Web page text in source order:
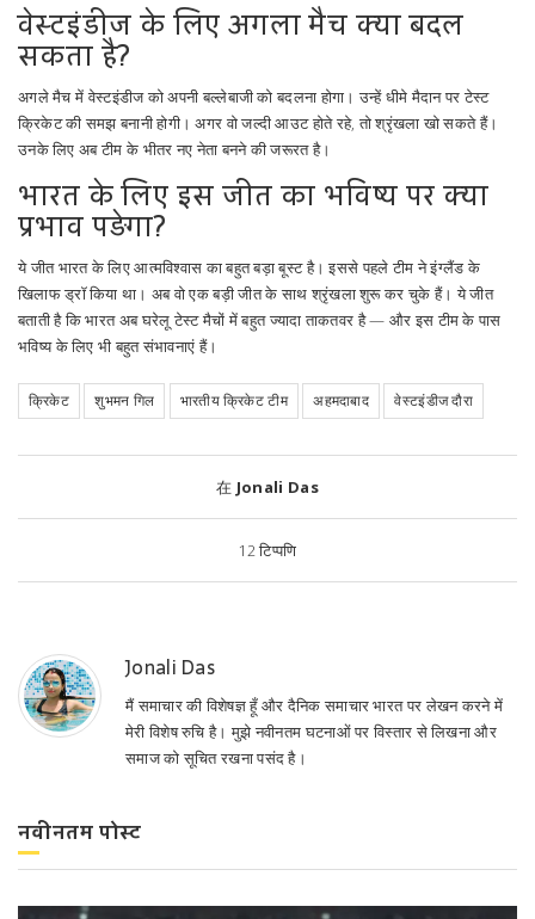
वेस्टइंडीज के लिए अगला मैच क्या बदल
सकता है?
अगले मैच में वेस्टइंडीज को अपनी बल्लेबाजी को बदलना होगा। उन्हें धीमे मैदान पर टेस्ट
क्रिकेट की समझ बनानी होगी। अगर वो जल्दी आउट होते रहे, तो श्रृंखला खो सकते हैं।
उनके लिए अब टीम के भीतर नए नेता बनने की जरूरत है।
भारत के लिए इस जीत का भविष्य पर क्या
प्रभाव पड़ेगा?
ये जीत भारत के लिए आत्मविश्वास का बहुत बड़ा बूस्ट है। इससे पहले टीम ने इंग्लैंड के
खिलाफ ड्रॉ किया था। अब वो एक बड़ी जीत के साथ श्रृंखला शुरू कर चुके हैं। ये जीत
बताती है कि भारत अब घरेलू टेस्ट मैचों में बहुत ज्यादा ताकतवर है — और इस टीम के पास
भविष्य के लिए भी बहुत संभावनाएं हैं।
क्रिकेट शुभमन गिल भारतीय क्रिकेट टीम अहमदाबाद वेस्टइंडीज दौरा
在 Jonali Das
12टिप्पणि
Jonali Das
मैं समाचार की विशेषज्ञ हूँ और दैनिक समाचार भारत पर लेखन करने में
मेरी विशेष रुचि है। मुझे नवीनतम घटनाओं पर विस्तार से लिखना और
समाज को सूचित रखना पसंद है।
नवीनतम पोस्ट